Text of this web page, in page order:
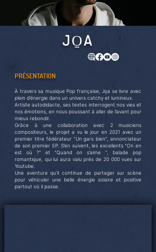
JO̱A
PRÉSENTATION
À travers sa musique Pop française, Jo̱a se livre avec
plein d’énergie dans un univers catchy et lumineux.
Artiste autodidacte, ses textes interrogent nos vies et
nos émotions, en nous poussant à aller de l’avant pour
mieux rebondir.
Grâce à une collaboration avec 2 musiciens
compositeurs, le projet a vu le jour en 2021 avec un
premier titre fédérateur "Un gars bien", annonciateur
de son premier EP. S’en suivent, les excellents "On en
est où ?" et "Quand on s’aime ", balade pop
romantique, qui lui aura valu près de 20 000 vues sur
Youtube.
Une aventure qu’il continue de partager sur scène
pour véhiculer une belle énergie solaire et positive
partout où il passe.